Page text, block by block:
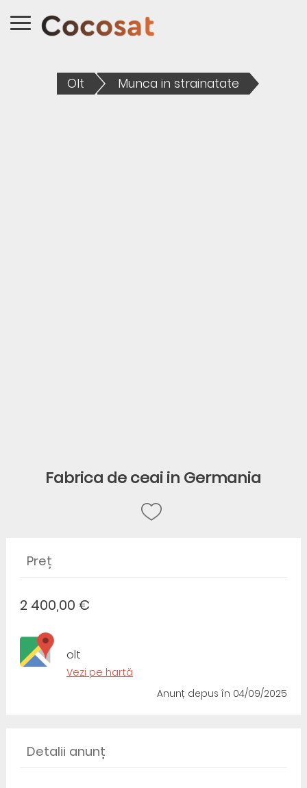
Olt Munca in strainatate
Fabrica de ceai in Germania
Preț
2 400,00 €
olt
Vezi pe hartă
Anunț depusîn 04/09/2025
Detalii anunț